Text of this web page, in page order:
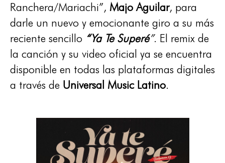
Ranchera/Mariachi”, Majo Aguilar, para
darle un nuevo y emocionante giro a su más
reciente sencillo “Ya Te Superé”. El remix de
la canción y su video oficial ya se encuentra
disponible en todas las plataformas digitales
a través de Universal Music Latino.